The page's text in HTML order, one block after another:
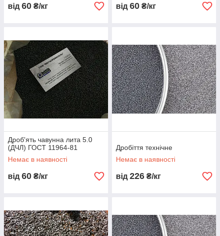
від 60 ₴/кг від 60 ₴/кг
Дроб'ять чавунна лита 5.0
(ДЧЛ) ГОСТ 11964-81
Немає в наявності
від 60 ₴/кг
Дробіття технічне
Немає в наявності
від 226 ₴/кг